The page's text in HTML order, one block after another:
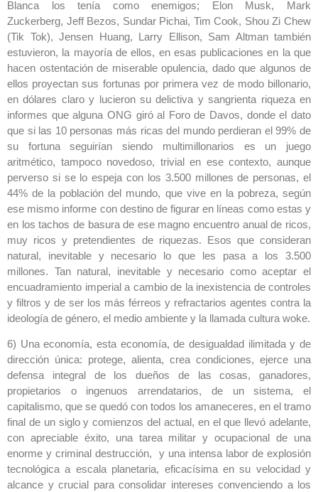
Blanca los tenía como enemigos; Elon Musk, Mark
Zuckerberg, Jeff Bezos, Sundar Pichai, Tim Cook, Shou Zi Chew
(Tik Tok), Jensen Huang, Larry Ellison, Sam Altman también
estuvieron, la mayoría de ellos, en esas publicaciones en la que
hacen ostentación de miserable opulencia, dado que algunos de
ellos proyectan sus fortunas por primera vez de modo billonario,
en dólares claro y lucieron su delictiva y sangrienta riqueza en
informes que alguna ONG giró al Foro de Davos, donde el dato
que si las 10 personas más ricas del mundo perdieran el 99% de
su fortuna seguirían siendo multimillonarios es un juego
aritmético, tampoco novedoso, trivial en ese contexto, aunque
perverso si se lo espeja con los 3.500 millones de personas, el
44% de la población del mundo, que vive en la pobreza, según
ese mismo informe con destino de figurar en líneas como estas y
en los tachos de basura de ese magno encuentro anual de ricos,
muy ricos y pretendientes de riquezas. Esos que consideran
natural, inevitable y necesario lo que les pasa a los 3.500
millones. Tan natural, inevitable y necesario como aceptar el
encuadramiento imperial a cambio de la inexistencia de controles
y filtros y de ser los más férreos y refractarios agentes contra la
ideología de género, el medio ambiente y la llamada cultura woke.
6) Una economía, esta economía, de desigualdad ilimitada y de
dirección única: protege, alienta, crea condiciones, ejerce una
defensa integral de los dueños de las cosas, ganadores,
propietarios o ingenuos arrendatarios, de un sistema, el
capitalismo, que se quedó con todos los amaneceres, en el tramo
final de un siglo y comienzos del actual, en el que llevó adelante,
con apreciable éxito, una tarea militar y ocupacional de una
enorme y criminal destrucción, y una intensa labor de explosión
tecnológica a escala planetaria, eficacísima en su velocidad y
alcance y crucial para consolidar intereses convenciendo a los